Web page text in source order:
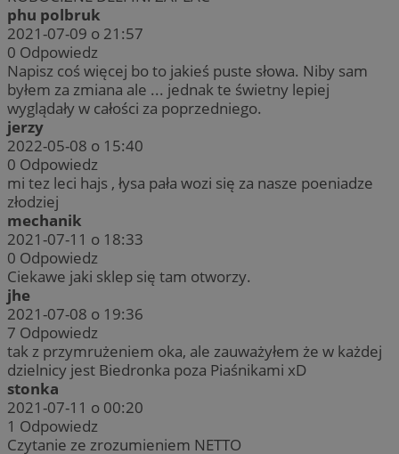
phu polbruk
2021-07-09 o 21:57
0 Odpowiedz
Napisz coś więcej bo to jakieś puste słowa. Niby sam
byłem za zmiana ale ... jednak te świetny lepiej
wyglądały w całości za poprzedniego.
jerzy
2022-05-08 o 15:40
0 Odpowiedz
mi tez leci hajs , łysa pała wozi się za nasze poeniadze
złodziej
mechanik
2021-07-11 o 18:33
0 Odpowiedz
Ciekawe jaki sklep się tam otworzy.
jhe
2021-07-08 o 19:36
7 Odpowiedz
tak z przymrużeniem oka, ale zauważyłem że w każdej
dzielnicy jest Biedronka poza Piaśnikami xD
stonka
2021-07-11 o 00:20
1 Odpowiedz
Czytanie ze zrozumieniem NETTO